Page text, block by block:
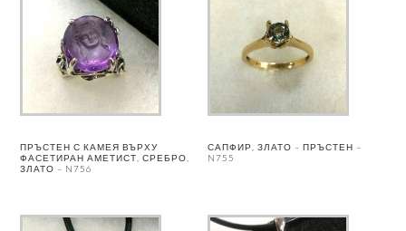
ПРЪСТЕН С КАМЕЯ ВЪРХУ
ФАСЕТИРАН АМЕТИСТ, СРЕБРО,
ЗЛАТО – N756
САПФИР, ЗЛАТО – ПРЪСТЕН –
N755